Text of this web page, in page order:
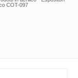
COT-097